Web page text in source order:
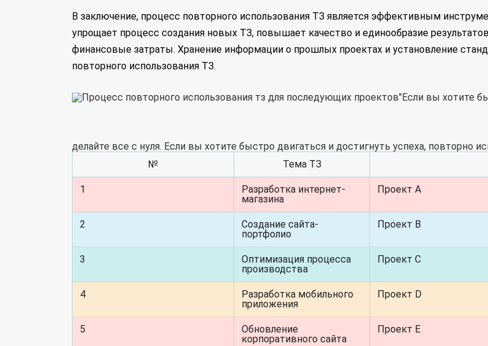
В заключение, процесс повторного использования ТЗ является эффективным
упрощает процесс создания новых ТЗ, повышает качество и единообразие
финансовые затраты. Хранение информации о прошлых проектах и установление
повторного использования ТЗ.
"Если вы хотите
делайте все с нуля. Если вы хотите быстро двигаться и достигнуть успеха, повторно
№
Тема ТЗ
1
Разработка интернет-
магазина
Проект A
2
Создание сайта-
портфолио
Проект B
3
Оптимизация процесса
производства
Проект C
4
Разработка мобильного
приложения
Проект D
5
Обновление
корпоративного сайта
Проект E